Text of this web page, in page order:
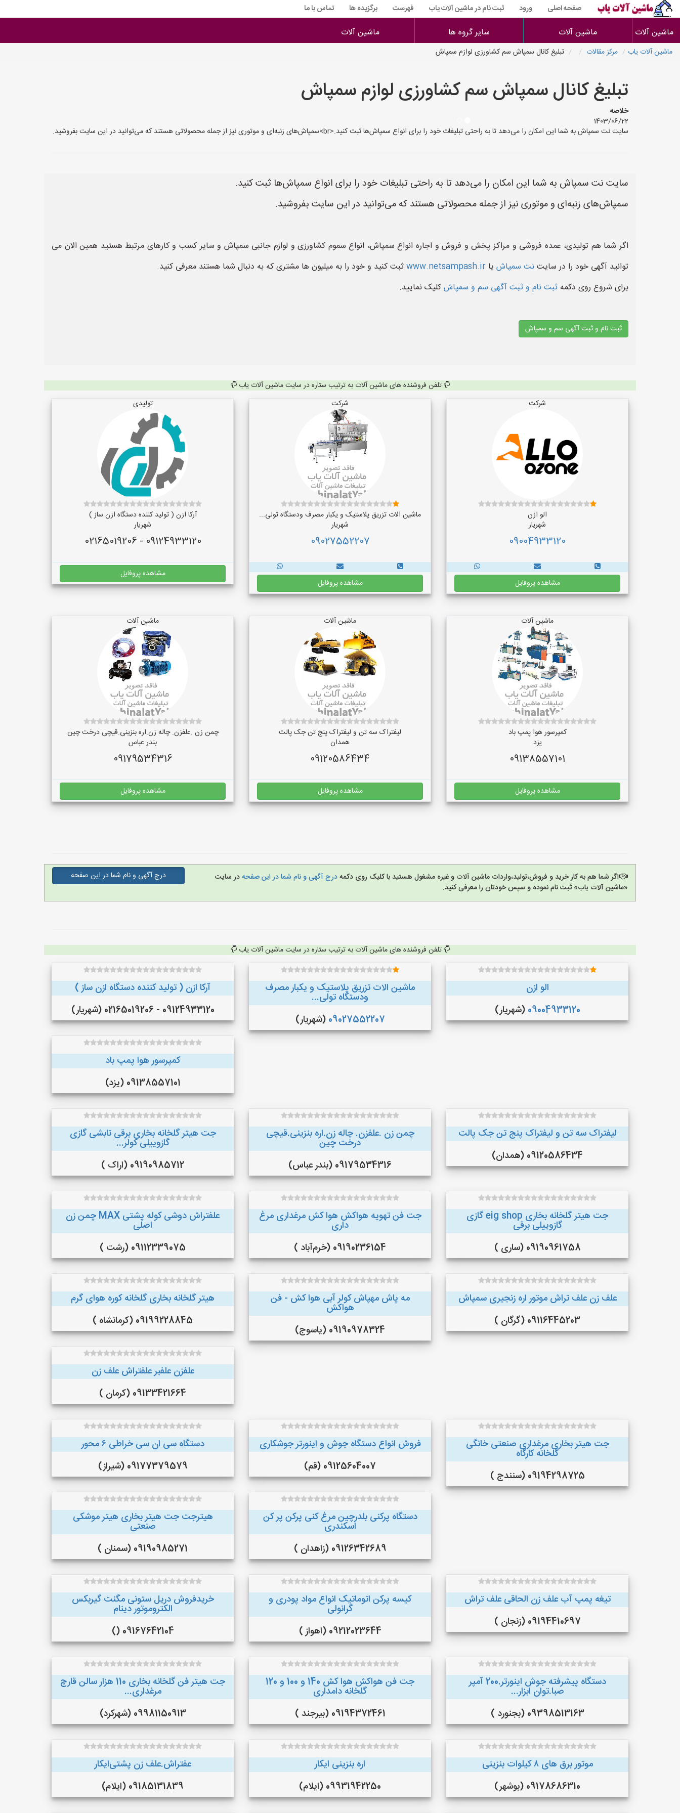
صفحه اصلی ورود ثبت نام در ماشین آلات یاب فهرست برگزیده ها تماس با ما
ماشین آلات ماشین آلات سایر گروه ها ماشین آلات
ماشین آلات یاب مرکز مقالات تبلیغ کانال سمپاش سم کشاورزی لوازم سمپاش
تبلیغ کانال سمپاش سم کشاورزی لوازم سمپاش
خلاصه
1403/06/22
سایت نت سمپاش به شما این امکان را می‌دهد تا به راحتی تبلیغات خود را برای انواع سمپاش‌ها ثبت کنید.<br>سمپاش‌های زنبه‌ای و موتوری نیز از جمله محصولاتی هستند که می‌توانید در این سایت بفروشید.
سایت نت سمپاش به شما این امکان را می‌دهد تا به راحتی تبلیغات خود را برای انواع سمپاش‌ها ثبت کنید.
سمپاش‌های زنبه‌ای و موتوری نیز از جمله محصولاتی هستند که می‌توانید در این سایت بفروشید.
اگر شما هم تولیدی، عمده فروشی و مراکز پخش و فروش و اجاره انواع سمپاش، انواع سموم کشاورزی و لوازم جانبی سمپاش و سایر کسب و کارهای مرتبط هستید همین الان می
توانید آگهی خود را در سایتنت سمپاش یا www.netsampash.irثبت کنید و خود را به میلیون ها مشتری که به دنبال شما هستند معرفی کنید.
برای شروع روی دکمه ثبت نام و ثبت آگهی سم و سمپاشکلیک نمایید.
ثبت نام و ثبت آگهی سم و سمپاش
تلفن فروشنده های ماشین آلات به ترتیب ستاره در سایت ماشین آلات یاب
شرکت
الو ازن
شهریار
09004933120
مشاهده پروفایل
شرکت
ماشین الات تزریق پلاستیک و یکبار مصرف ودستگاه تولی...
شهریار
09027552207
مشاهده پروفایل
تولیدی
آرکا ازن ( تولید کننده دستگاه ازن ساز )
شهریار
09124933120 - 02165019206
مشاهده پروفایل
ماشین آلات
کمپرسور هوا پمپ باد
یزد
09138557101
مشاهده پروفایل
ماشین آلات
لیفتراک سه تن و لیفتراک پنج تن جک پالت
همدان
09120586434
مشاهده پروفایل
ماشین آلات
چمن زن .علفزن. چاله زن.اره بنزینی.قیچی درخت چین
بندر عباس
09179534316
مشاهده پروفایل
اگر شما هم به کار خرید و فروش،تولید،واردات ماشین آلات و غیره مشغول هستید با کلیک روی دکمهدرج آگهی و نام شما در این صفحهدر سایت
«ماشین آلات یاب» ثبت نام نموده و سپس خودتان را معرفی کنید.
درج آگهی و نام شما در این صفحه
تلفن فروشنده های ماشین آلات به ترتیب ستاره در سایت ماشین آلات یاب
الو ازن
09004933120 (شهریار)
ماشین الات تزریق پلاستیک و یکبار مصرف
ودستگاه تولی...
09027552207 (شهریار)
آرکا ازن ( تولید کننده دستگاه ازن ساز )
09124933120 - 02165019206 (شهریار)
کمپرسور هوا پمپ باد
09138557101 (یزد)
لیفتراک سه تن و لیفتراک پنج تن جک پالت
09120586434 (همدان)
چمن زن .علفزن. چاله زن.اره بنزینی.قیچی
درخت چین
09179534316 (بندر عباس)
جت هیتر گلخانه بخاری برقی تابشی گازی
گازوییلی کولر...
09190985712 (اراک )
جت هیتر گلخانه بخاری eig shop گازی
گازوییلی برقی
09190961758 (ساری )
جت فن تهویه هواکش هوا کش مرغداری مرغ
داری
09190236154 (خرم‌آباد )
علفتراش دوشی کوله پشتی MAX چمن زن
اصلی
09112339075 (رشت )
علف زن علف تراش موتور اره زنجیری سمپاش
09116445203 (گرگان )
مه پاش مهپاش کولر آبی هوا کش - فن
هواکش
09190978324 (یاسوج)
هیتر گلخانه بخاری گلخانه کوره هوای گرم
09199228845 (کرمانشاه )
علفزن علفبر علفتراش علف زن
09133421664 (کرمان )
جت هیتر بخاری مرغداری صنعتی خانگی
گلخانه کارگاه
09194298725 (سنندج )
فروش انواع دستگاه جوش و اینورتر جوشکاری
09125604007 (قم)
دستگاه سی ان سی خراطی ۶ محور
09177379579 (شیراز)
دستگاه پرکنی بلدرچین مرغ کنی پرکن پر کن
اسکندری
09126342689 (زاهدان )
هیترجت جت هیتر بخاری هیتر موشکی
صنعتی
09190985271 (سمنان )
تیغه پمپ آب علف زن الحاقی علف تراش
09194410697 (زنجان )
کیسه پرکن اتوماتیک انواع مواد پودری و
گرانولی
09212023644 (اهواز )
خریدفروش دریل ستونی مگنت گیربکس
الکتروموتور دینام
09167642104 ()
دستگاه پیشرفته جوش اینورتر.200 آمپر
صبا.توان ابزار...
09398513163 (بجنورد )
جت فن هواکش هوا کش 140 و 100 و 120
گلخانه دامداری
09194372461 (بیرجند )
جت هیتر فن گلخانه بخاری 110 هزار سالن قارچ
مرغداری...
09981150913 (شهرکرد)
موتور برق های ٨ کیلوات بنزینی
09178686310 (بوشهر)
اره بنزینی ایکار
09931942250 (ایلام)
عفتراش.علف زن پشتی‌ایکار
09185131839 (ایلام)